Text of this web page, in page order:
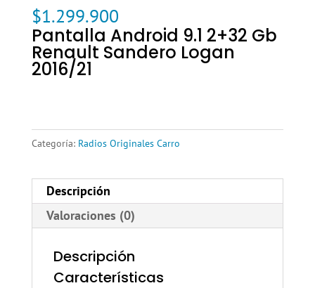
$1.299.900
Pantalla Android 9.1 2+32 Gb
Renault Sandero Logan
2016/21
Categoría: Radios Originales Carro
Descripción
Valoraciones (0)
Descripción
Características